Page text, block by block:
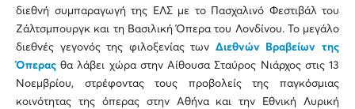
διεθνή συμπαραγωγή της ΕΛΣ με το Πασχαλινό Φεστιβάλ του
Ζάλτσμπουργκ και τη Βασιλική Όπερα του Λονδίνου. Το μεγάλο
διεθνές γεγονός της φιλοξενίας των Διεθνών Βραβείων της
Όπερας θα λάβει χώρα στην Αίθουσα Σταύρος Νιάρχος στις 13
Νοεμβρίου, στρέφοντας τους προβολείς της παγκόσμιας
κοινότητας της όπερας στην Αθήνα και την Εθνική Λυρική